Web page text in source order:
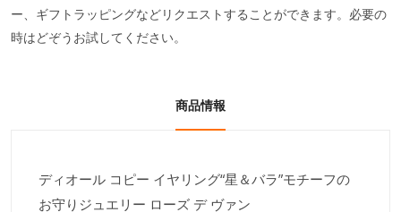
ー、ギフトラッピングなどリクエストすることができます。必要の
時はどぞうお試してください。
商品情報
ディオール コピー イヤリング“星＆バラ”モチーフの
お守りジュエリー ローズ デ ヴァン